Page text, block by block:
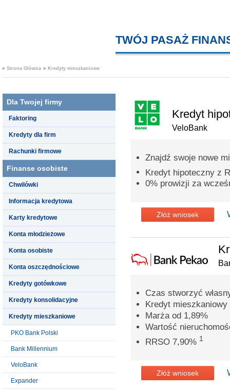
TWÓJ PASAŻ
Strona Główna Kredyty mieszkaniowe
Dla Twojej firmy
Faktoring
Kredyty dla firm
Rachunki firmowe
Finanse osobiste
Chwilówki
Informacja kredytowa
Karty kredytowe
Konta młodzieżowe
Konta osobiste
Konta oszczędnościowe
Kredyty gotówkowe
Kredyty konsolidacyjne
Kredyty mieszkaniowe
PKO Bank Polski
Bank Millennium
VeloBank
Expander
Kredyt
VeloBank
Znajdź swoje nowe
Kredyt hipoteczny z
0% prowizji za
Złóż wniosek
Czas stworzyć
Kredyt
Marża od 1,89%
Wartość
RRSO 7,90% 1
Złóż wniosek